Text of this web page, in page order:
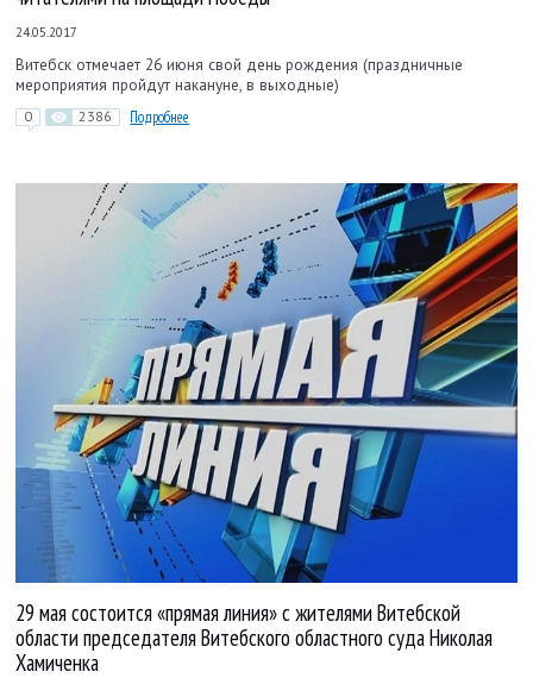
24.05.2017
Витебск отмечает 26 июня свой день рождения (праздничные
мероприятия пройдут накануне, в выходные)
0 2386 Подробнее
29 мая состоится «прямая линия» с жителями Витебской
области председателя Витебского областного суда Николая
Хамиченка